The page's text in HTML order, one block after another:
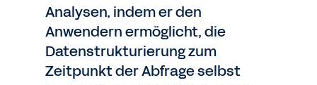
Analysen, indem er den
Anwendern ermöglicht, die
Datenstrukturierung zum
Zeitpunkt der Abfrage selbst